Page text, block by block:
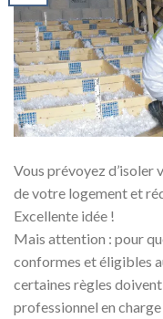
Vous prévoyez
de votre logement et
Excellente idée !
Mais attention : pour
conformes et éligibles
certaines règles
professionnel en